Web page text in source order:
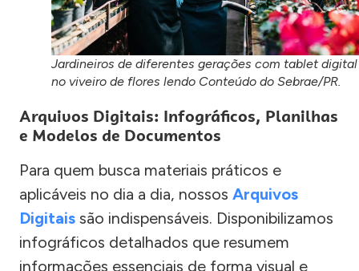
Jardineiros de diferentes gerações com tablet digital
no viveiro de flores lendo Conteúdo do Sebrae/PR.
Arquivos Digitais: Infográficos, Planilhas
e Modelos de Documentos
Para quem busca materiais práticos e
aplicáveis no dia a dia, nossos Arquivos
Digitais são indispensáveis. Disponibilizamos
infográficos detalhados que resumem
informações essenciais de forma visual e